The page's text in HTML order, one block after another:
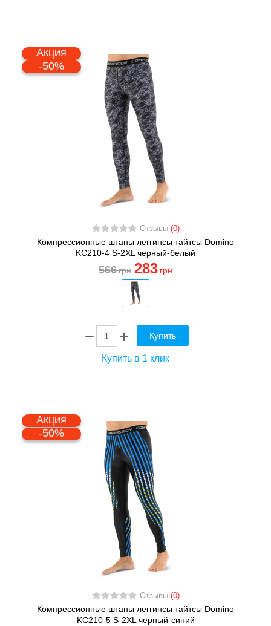
Акция
-50%
Отзывы (0)
Компрессионные штаны леггинсы тайтсы Domino
KC210-4 S-2XL черный-белый
566грн 283 грн
Купить
Купить в 1 клик
Акция
-50%
Отзывы (0)
Компрессионные штаны леггинсы тайтсы Domino
KC210-5 S-2XL черный-синий